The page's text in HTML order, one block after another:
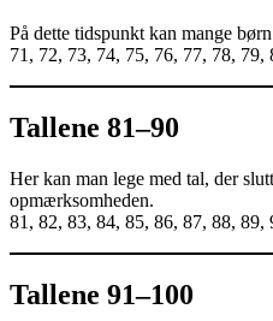
På dette tidspunkt kan mange
71, 72, 73, 74, 75, 76, 77, 78, 79,
Tallene 81–90
Her kan man lege med tal, der
opmærksomheden.
81, 82, 83, 84, 85, 86, 87, 88, 89,
Tallene 91–100